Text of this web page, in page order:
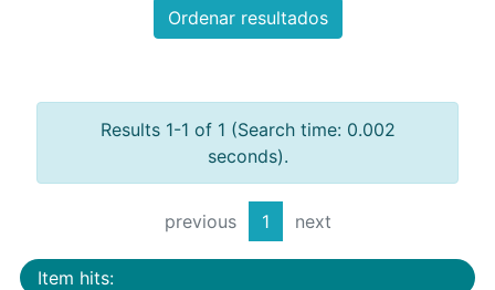
Ordenar resultados
Results 1-1 of 1 (Search time: 0.002
seconds).
previous 1 next
Item hits: